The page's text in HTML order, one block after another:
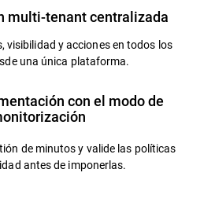
multi-tenant centralizada
visibilidad y acciones en todos los
una única plataforma.
con el modo de
de minutos y valide las políticas
antes de imponerlas.